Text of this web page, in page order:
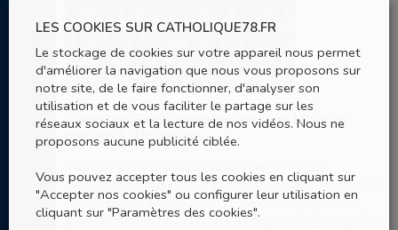
7 DÉC
L’autel de Saint-Symphorien : une bible de
marbre à décrypter
sarcophage antique dans le chœur de Saint-Symphorien
? Est-il dû à l'"aura" du martyr Symphorien ou à une
patiente recherche, au fil des siècles, sur le "martyre" en
LES COOKIES SUR CATHOLIQUE78.FR
Le stockage de cookies sur votre appareil nous permet
d'améliorer la navigation que nous vous proposons sur
notre site, de le faire fonctionner, d'analyser son
utilisation et de vous faciliter le partage sur les
réseaux sociaux et la lecture de nos vidéos. Nous ne
proposons aucune publicité ciblée.
Vous pouvez accepter tous les cookies en cliquant sur
"Accepter nos cookies" ou configurer leur utilisation en
cliquant sur "Paramètres des cookies".